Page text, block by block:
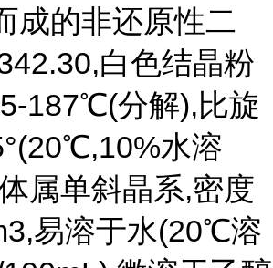
成的非还原性二
白色结晶粉
187℃(分解),比旋
水溶
属单斜晶系,密度
易溶于水(20℃溶